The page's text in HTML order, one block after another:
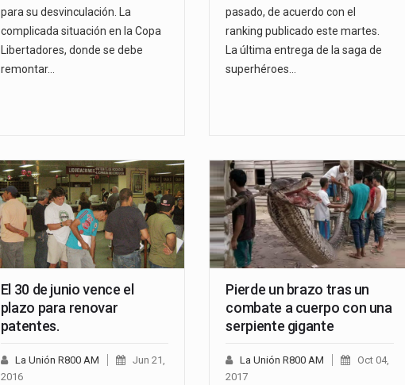
para su desvinculación. La
complicada situación en la Copa
Libertadores, donde se debe
remontar…
pasado, de acuerdo con el
ranking publicado este martes.
La última entrega de la saga de
superhéroes…
El 30 de junio vence el
plazo para renovar
patentes.
La Unión R800 AM
Jun 21,
2016
Pierde un brazo tras un
combate a cuerpo con una
serpiente gigante
La Unión R800 AM
Oct 04,
2017